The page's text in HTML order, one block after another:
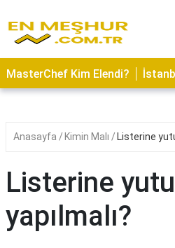
ASTROLOJİ
SAĞLIK
YERLER
BAKIMI
MasterChef Kim Elendi?
Anasayfa Kimin Malı Listerine
Listerine
yapılmalı?